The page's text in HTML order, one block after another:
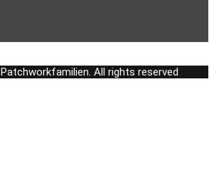
All rights reserved